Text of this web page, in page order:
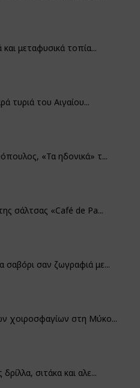
και μεταφυσικά τοπία...
τυριά του Αιγαίου...
«Τα ηδονικά» τ...
σάλτσας «Café de Pa...
σαν ζωγραφιά με...
χοιροσφαγίων στη Μύκο...
σιτάκα και αλε...